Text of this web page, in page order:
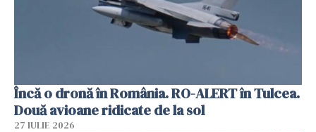
Încă o dronă în România. RO-ALERT în Tulcea.
Două avioane ridicate de la sol
27 IULIE 2026